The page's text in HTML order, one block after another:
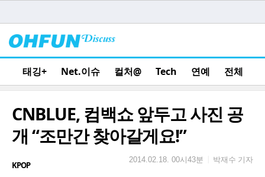
태깅+ Net.이슈 컬처@ Tech 연예 전체
CNBLUE, 컴백쇼 앞두고 사진 공
개 “조만간 찾아갈게요!”
KPOP
2014.02.18. 00시43분 박재수 기자